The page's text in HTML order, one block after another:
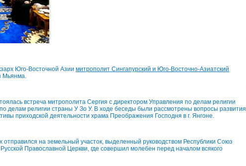
Юго-Восточной Азии митрополит Сингапурский и Юго-Восточно-Азиатский
Мьянма.
встреча митрополита Сергия с директором Управления по делам религии
делам религии страны У Зо У. В ходе беседы были рассмотрены вопросы развития
приходской деятельности храма Преображения Господня в г. Янгоне.
отправился на земельный участок, выделенный руководством Республики Союз
Православной Церкви, где совершил молебен перед началом всякого